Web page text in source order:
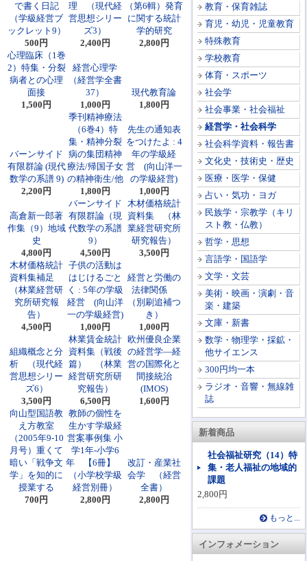
教育・保育雑誌
育児・幼児・児童教育
特殊教育
学校教育
体育・スポーツ
社会学
社会事業・社会福祉
経営学・社会科学
社会科学資料・報告書
文化史・技術史・歴史
医療・医学・保健
占い・気功・ヨガ
民族学・宗教学（キリ
スト教・仏教）
哲学・思想
言語学・国語学
文学・文芸
美術・映画・演劇・音
楽・建築
文庫・新書
数学・物理学・採鉱・
他サイエンス
300円均一本
ラジオ・音響・無線雑
誌
新着商品
社会福祉研究（14）特
集・老人福祉の地域的
課題
2,800円
もっと...
インフォメーション
で書く日記
（学級経営ブ
ックレット9）
500円
理 （現代経
営思想シリー
ズ3）
2,400円
（第6輯）発育
に関する統計
学的研究
2,800円
心理臨床（1巻
2）特集・分裂
病者との心理
面接
1,500円
経営心理学
（経営学全書
37）
1,000円
現代教育論
1,800円
バーンサイド
有限群論 (現代
数学の系譜 9)
2,200円
季刊精神療法
（6巻4）特
集・精神分裂
病の集団精神
療法/帰国子女
の精神衛生/他
1,800円
先生の通知表
をつけたよ : 4
年の学級経
営 (向山洋一
の学級経営)
1,000円
高倉新一郎著
作集（9）地域
史
4,800円
バーンサイド
有限群論（現
代数学の系譜
9）
4,500円
木材価格統計
資料集 （林
業経営研究所
研究報告）
3,500円
木材価格統計
資料集補足
（林業経営研
究所研究報
告）
4,500円
子供の活動は
はじけるごと
く : 5年の学級
経営 (向山洋
一の学級経営)
1,000円
経営と労働の
法律関係
（別刷追補つ
き）
1,000円
組織概念と分
析 （現代経
営思想シリー
ズ6）
3,500円
林業賃金統計
資料集（戦後
篇） （林業
経営研究所研
究報告）
6,500円
欧州優良企業
の経営学―経
営の国際化と
間接統治
(IMOS)
1,600円
向山型国語教
え方教室
（2005年9-10
月号）重くて
暗い「戦争文
学」を知的に
授業する
700円
教師の個性を
生かす学級経
営案事例集 小
学1年-小学6
年 【6冊】
（小学校学級
経営別冊）
2,800円
改訂・産業社
会学 （経営
全書）
2,800円